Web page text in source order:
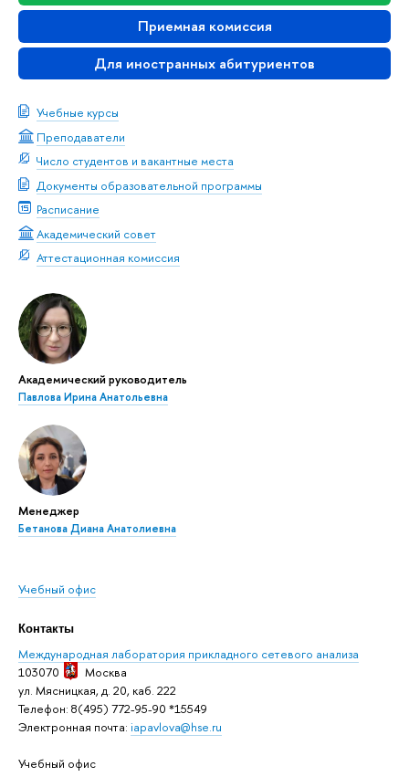
Приемная комиссия
Для иностранных абитуриентов
Учебные курсы
Преподаватели
Число студентов и вакантные места
Документы образовательной программы
Расписание
Академический совет
Аттестационная комиссия
Академический руководитель
Павлова Ирина Анатольевна
Менеджер
Бетанова Диана Анатолиевна
Учебный офис
Контакты
Международная лаборатория прикладного сетевого анализа
103070
Москва
ул. Мясницкая, д. 20, каб. 222
Телефон: 8(495) 772-95-90 *15549
Электронная почта: iapavlova@hse.ru
Учебный офис